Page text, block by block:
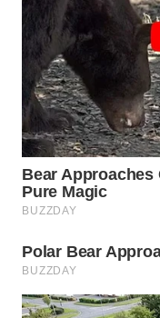
WN
CIREBON
WN
INDRAMAYU
WN
KUNINGAN
MAJALENGKA
WN